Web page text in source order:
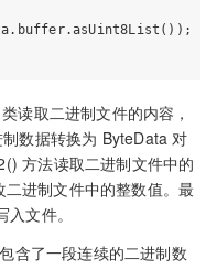
读取二进制文件的内容，
数据转换为 ByteData 对
方法读取二进制文件中的
进制文件中的整数值。最
文件。
含了一段连续的二进制数